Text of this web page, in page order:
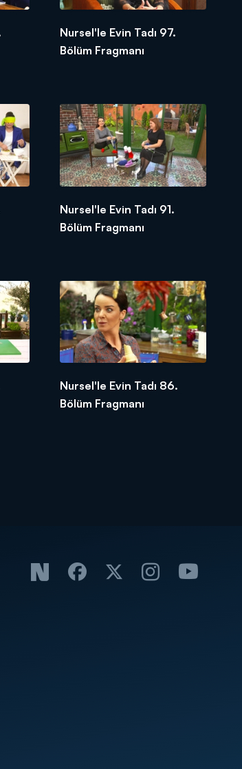
Nursel'le Evin Tadı 97.
Bölüm Fragmanı
Nursel'le Evin Tadı 91.
Bölüm Fragmanı
Nursel'le Evin Tadı 86.
Bölüm Fragmanı